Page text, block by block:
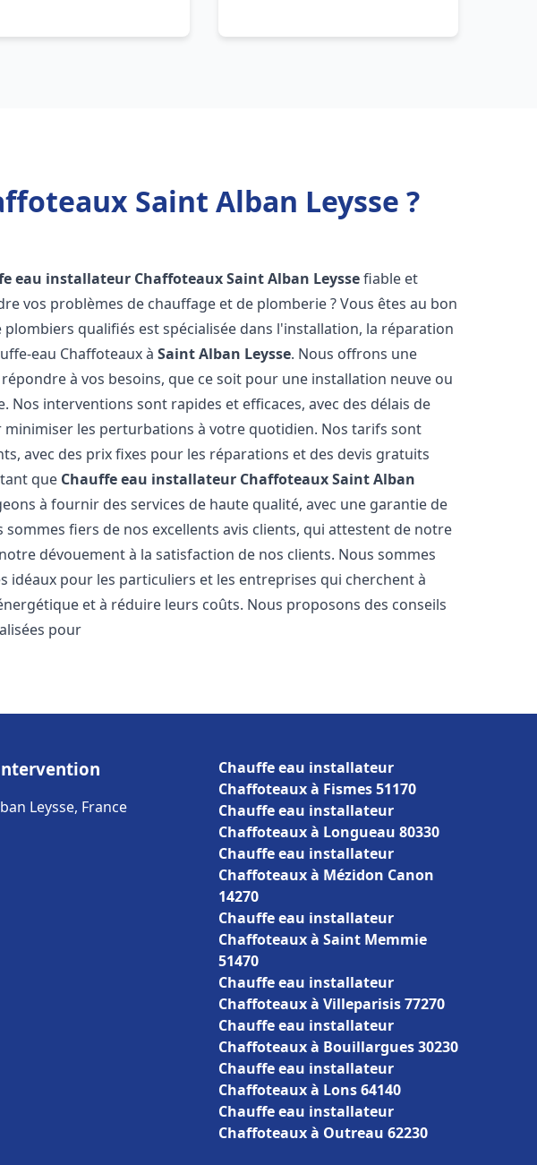
Saint Alban Leysse ?
eau installateur ChaffoteauxSaint Alban Leyssefiable et
vos problèmes de chauffage et de plomberie ? Vous êtes au bon
qualifiés est spécialisée dans l'installation, la réparation
eau Chaffoteaux àSaint Alban Leysse. Nous offrons une
à vos besoins, que ce soit pour une installation neuve ou
Nos interventions sont rapides et efficaces, avec des délais de
les perturbations à votre quotidien. Nos tarifs sont
avec des prix fixes pour les réparations et des devis gratuits
que Chauffe eau installateur ChaffoteauxSaint Alban
à fournir des services de haute qualité, avec une garantie de
sommes fiers de nos excellents avis clients, qui attestent de notre
dévouement à la satisfaction de nos clients. Nous sommes
idéaux pour les particuliers et les entreprises qui cherchent à
et à réduire leurs coûts. Nous proposons des conseils
pour
Leysse, France
Chauffe eau installateur
Chaffoteaux à Fismes 51170
Chauffe eau installateur
Chaffoteaux à Longueau 80330
Chauffe eau installateur
Chaffoteaux à Mézidon Canon
14270
Chauffe eau installateur
Chaffoteaux à Saint Memmie
51470
Chauffe eau installateur
Chaffoteaux à Villeparisis 77270
Chauffe eau installateur
Chaffoteaux à Bouillargues 30230
Chauffe eau installateur
Chaffoteaux à Lons 64140
Chauffe eau installateur
Chaffoteaux à Outreau 62230